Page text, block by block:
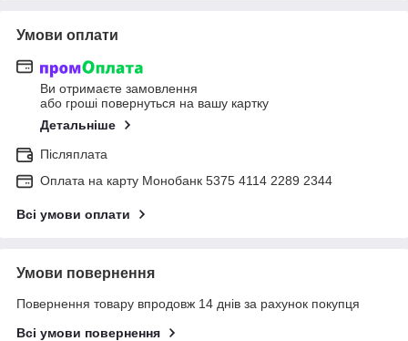
Умови оплати
Ви отримаєте замовлення
або гроші повернуться на вашу картку
Детальніше
Післяплата
Оплата на карту Монобанк 5375 4114 2289 2344
Всі умови оплати
Умови повернення
Повернення товару впродовж 14 днів за рахунок покупця
Всі умови повернення